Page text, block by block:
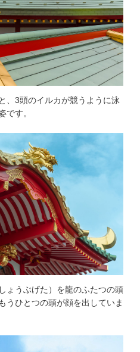
、3頭のイルカが競うように泳
です。
ょうぶげた）を龍のふたつの頭
うひとつの頭が顔を出していま